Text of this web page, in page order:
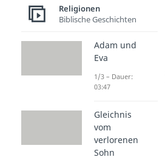
Lernen
Entdecke
Religionen
Biblische Geschichten
Adam und
Eva
1/3 – Dauer:
03:47
Gleichnis
vom
verlorenen
Sohn